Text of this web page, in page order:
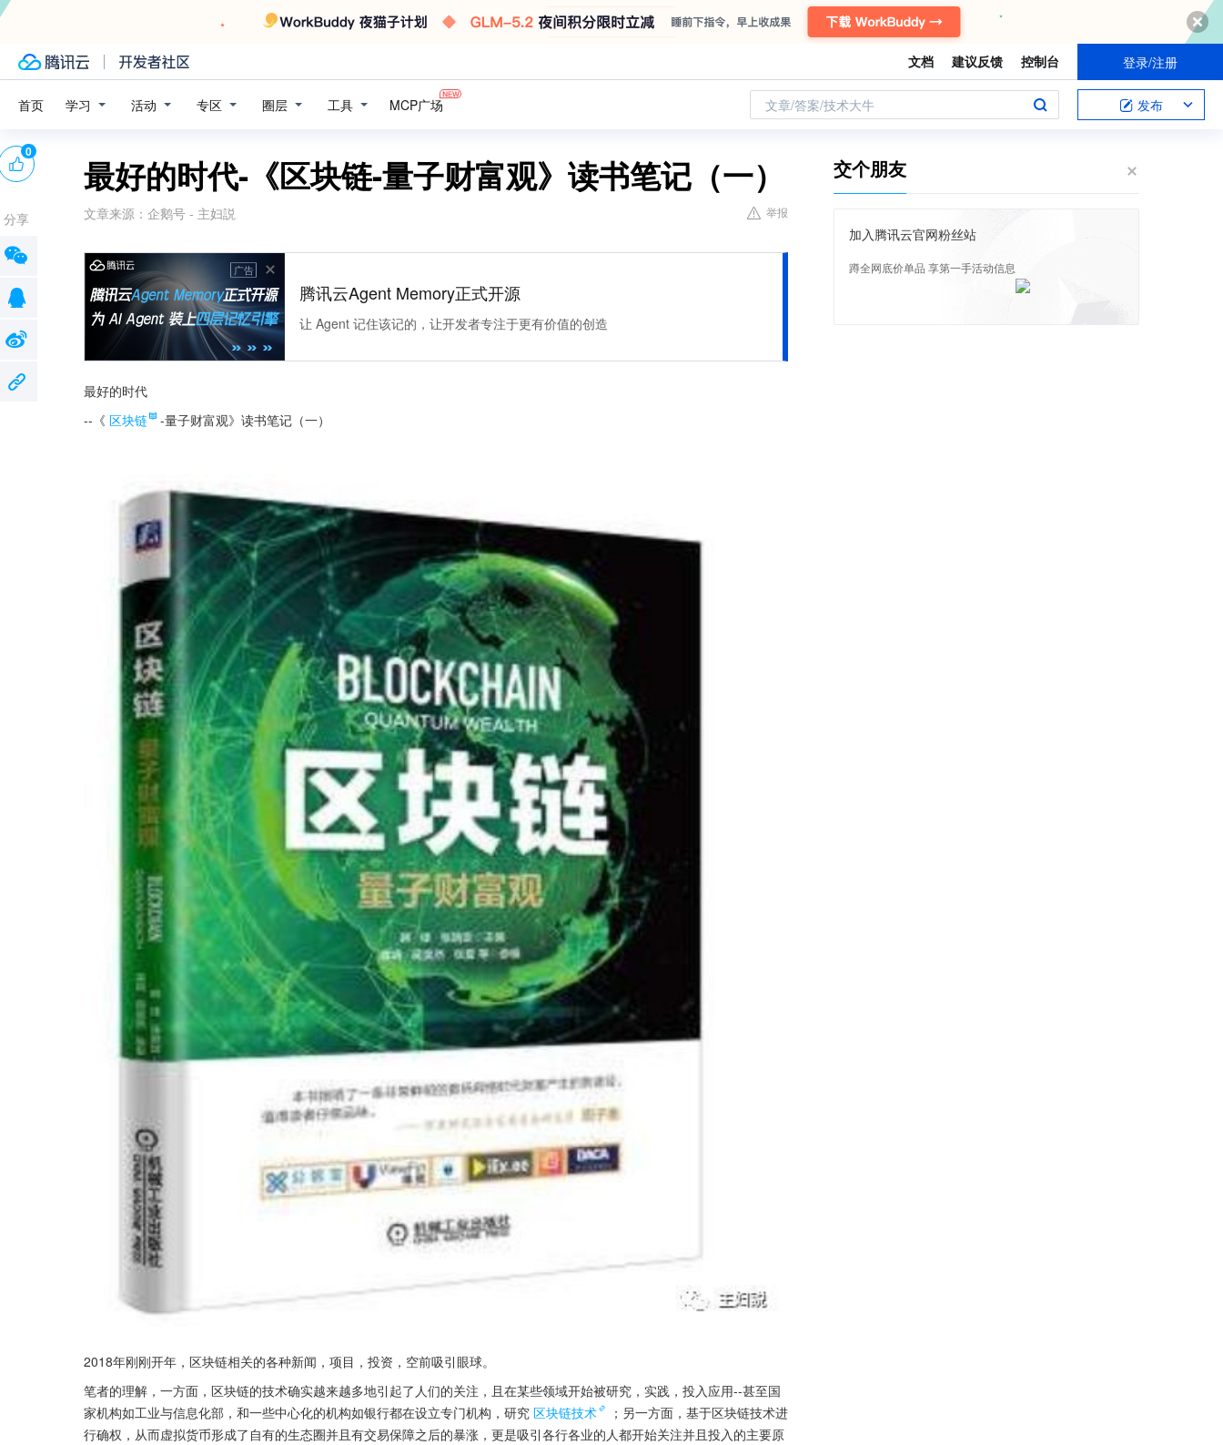
文档 建议反馈 控制台 登录/注册
首页 学习 活动 专区 圈层 工具 MCP广场 文章/答案/技术大牛 发布
最好的时代-《区块链-量子财富观》读书笔记（一）
文章来源： 企鹅号 - 主妇説 举报
广告
腾讯云Agent Memory正式开源
让 Agent 记住该记的，让开发者专注于更有价值的创造
最好的时代
--《 区块链 -量子财富观》读书笔记（一）
2018年刚刚开年，区块链相关的各种新闻，项目，投资，空前吸引眼球。
笔者的理解，一方面，区块链的技术确实越来越多地引起了人们的关注，且在某些领域开始被研究，实践，投入应用--甚至国
家机构如工业与信息化部，和一些中心化的机构如银行都在设立专门机构，研究 区块链技术
；另一方面，基于区块链技术进
行确权，从而虚拟货币形成了自有的生态圈并且有交易保障之后的暴涨，更是吸引各行各业的人都开始关注并且投入的主要原
0
分享
交个朋友
加入腾讯云官网粉丝站
蹲全网底价单品 享第一手活动信息